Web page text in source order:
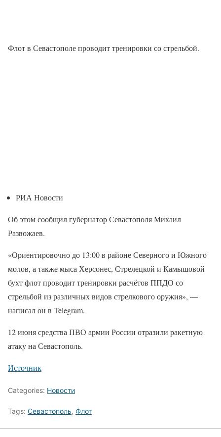
Флот в Севастополе проводит тренировки со стрельбой.
РИА Новости
Об этом сообщил губернатор Севастополя Михаил
Развожаев.
«Ориентировочно до 13:00 в районе Северного и Южного
молов, а также мыса Херсонес, Стрелецкой и Камышовой
бухт флот проводит тренировки расчётов ППДО со
стрельбой из различных видов стрелкового оружия», —
написал он в Telegram.
12 июня средства ПВО армии России отразили ракетную
атаку на Севастополь.
Источник
Categories: Новости
Tags: Севастополь, Флот